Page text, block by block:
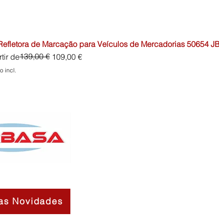
de Marcação para Veículos de Mercadorias 50654
de
normal139,00 € 109,00 €
promocional
incl.
Novidades